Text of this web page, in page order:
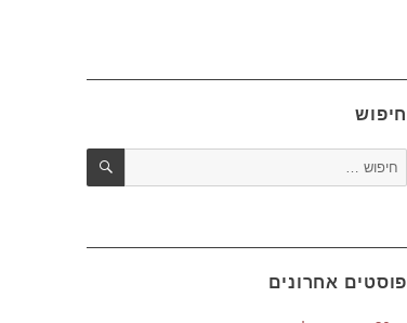
חיפוש
חיפוש
פוסטים אחרונים